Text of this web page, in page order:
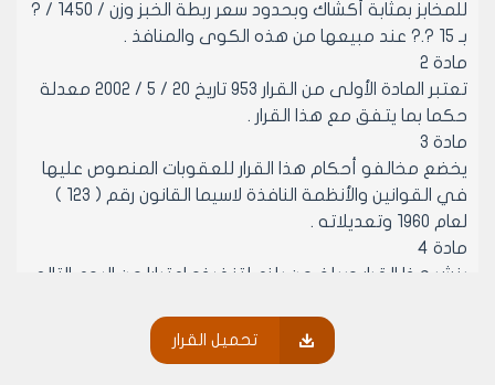
للمخابز بمثابة أكشاك وبحدود سعر ربطة الخبز وزن / 1450 / ?
بـ 15 ?.? عند مبيعها من هذه الكوى والمنافذ .
مادة 2
تعتبر المادة الأولى من القرار 953 تاريخ 20 / 5 / 2002 معدلة
حكما بما يتفق مع هذا القرار .
مادة 3
يخضع مخالفو أحكام هذا القرار للعقوبات المنصوص عليها
في القوانين والأنظمة النافذة لاسيما القانون رقم ( 123 )
لعام 1960 وتعديلاته .
مادة 4
ينشر هذا القرار ويبلغ من يلزم لتنفيذه اعتبارا من اليوم التالي
وزير التموين والتجارة الداخلية
تحميل القرار